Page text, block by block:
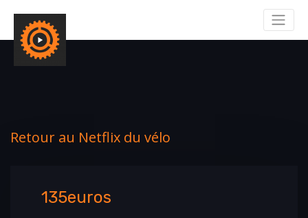
Retour au Netflix du vélo
135euros